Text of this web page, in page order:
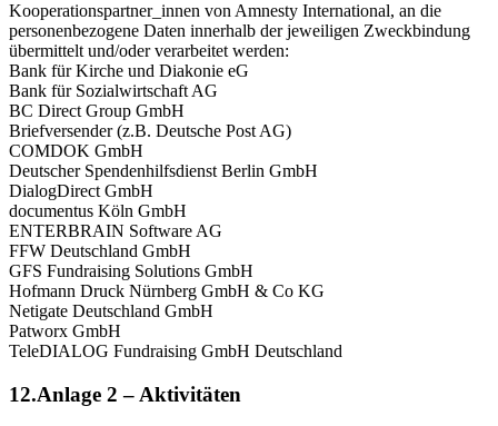
Kooperationspartner_innen von Amnesty International, an die
personenbezogene Daten innerhalb der jeweiligen Zweckbindung
übermittelt und/oder verarbeitet werden:
Bank für Kirche und Diakonie eG
Bank für Sozialwirtschaft AG
BC Direct Group GmbH
Briefversender (z.B. Deutsche Post AG)
COMDOK GmbH
Deutscher Spendenhilfsdienst Berlin GmbH
DialogDirect GmbH
documentus Köln GmbH
ENTERBRAIN Software AG
FFW Deutschland GmbH
GFS Fundraising Solutions GmbH
Hofmann Druck Nürnberg GmbH & Co KG
Netigate Deutschland GmbH
Patworx GmbH
TeleDIALOG Fundraising GmbH Deutschland
12.Anlage 2 – Aktivitäten